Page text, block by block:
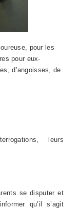
pour les
pour eux-
d’angoisses, de
leurs
se disputer et
qu’il s’agit